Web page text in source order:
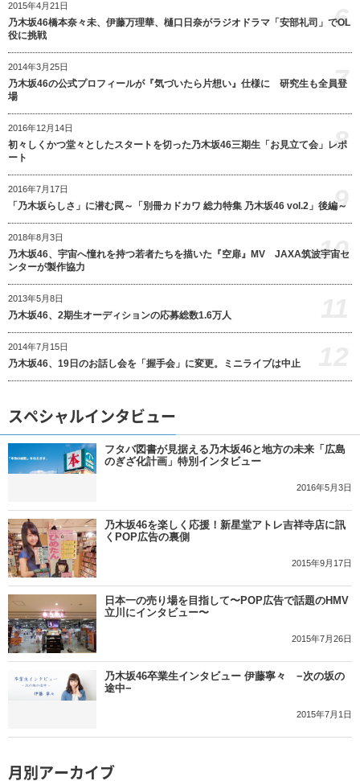
2015年4月21日
乃木坂46橋本奈々未、伊藤万理華、樋口日奈がラジオドラマ「安部礼司」でOL
役に挑戦
6
2014年3月25日
乃木坂46の公式プロフィールが『気づいたら片想い』仕様に 研究生も全員登
場
7
2016年12月14日
初々しくかつ堂々としたスタートを切った乃木坂46三期生「お見立て会」レポ
ート
8
2016年7月17日
「乃木坂らしさ」に潜む罠～「別冊カドカワ 総力特集 乃木坂46 vol.2」後編～
9
2018年8月3日
乃木坂46、宇宙へ憧れを持つ若者たちを描いた『空扉』MV JAXA筑波宇宙セ
ンターが製作協力
10
2013年5月8日
乃木坂46、2期生オーディションの応募総数1.6万人
2014年7月15日
乃木坂46、19日のお話し会を「握手会」に変更。ミニライブは中止
スペシャルインタビュー
フタバ図書が見据える乃木坂46と地方の未来「広島
のぎざ化計画」特別インタビュー
2016年5月3日
乃木坂46を楽しく応援！新星堂アトレ吉祥寺店に訊
くPOP広告の裏側
2015年9月17日
日本一の売り場を目指して〜POP広告で話題のHMV
立川にインタビュー〜
2015年7月26日
乃木坂46卒業生インタビュー 伊藤寧々 −次の坂の
途中−
2015年7月1日
月別アーカイブ